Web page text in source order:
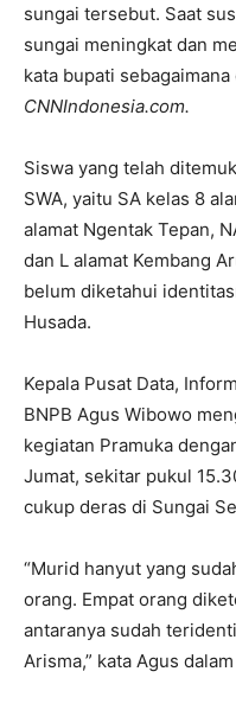
sungai tersebut. Saat
sungai meningkat dan
kata bupati
CNNIndonesia.com.
Siswa yang telah
SWA, yaitu SA kelas 8
alamat Ngentak Tepan,
dan L alamat Kembang
belum diketahui
Husada.
Kepala Pusat Data,
BNPB Agus Wibowo
kegiatan Pramuka
Jumat, sekitar pukul
cukup deras di Sungai
“Murid hanyut yang
orang. Empat orang
antaranya sudah
Arisma,” kata Agus